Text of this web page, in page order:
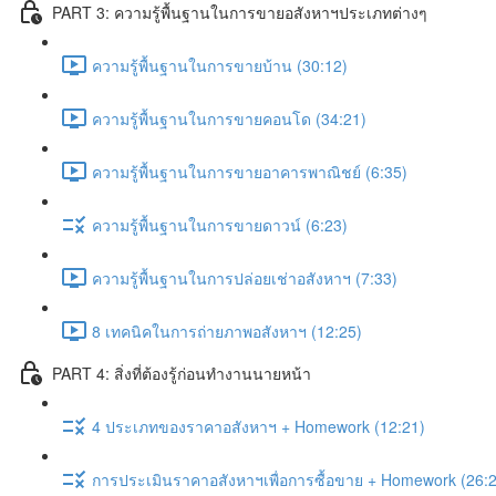
PART 3: ความรู้พื้นฐานในการขายอสังหาฯประเภทต่างๆ
ความรู้พื้นฐานในการขายบ้าน (30:12)
ความรู้พื้นฐานในการขายคอนโด (34:21)
ความรู้พื้นฐานในการขายอาคารพาณิชย์ (6:35)
ความรู้พื้นฐานในการขายดาวน์ (6:23)
ความรู้พื้นฐานในการปล่อยเช่าอสังหาฯ (7:33)
8 เทคนิคในการถ่ายภาพอสังหาฯ (12:25)
PART 4: สิ่งที่ต้องรู้ก่อนทำงานนายหน้า
4 ประเภทของราคาอสังหาฯ + Homework (12:21)
การประเมินราคาอสังหาฯเพื่อการซื้อขาย + Homework